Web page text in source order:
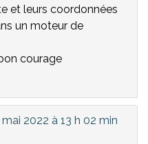
et leurs coordonnées
un moteur de
courage
mai 2022 à 13 h 02 min